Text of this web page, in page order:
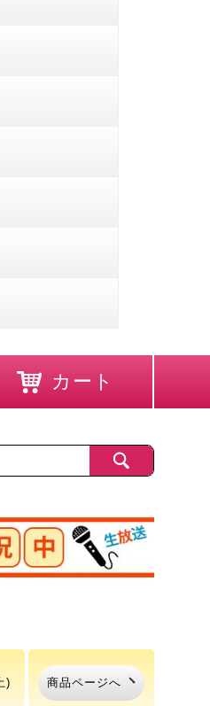
カート